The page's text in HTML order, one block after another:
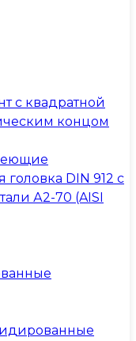
с квадратной
концом
DIN 912 с
А2-70 (AISI